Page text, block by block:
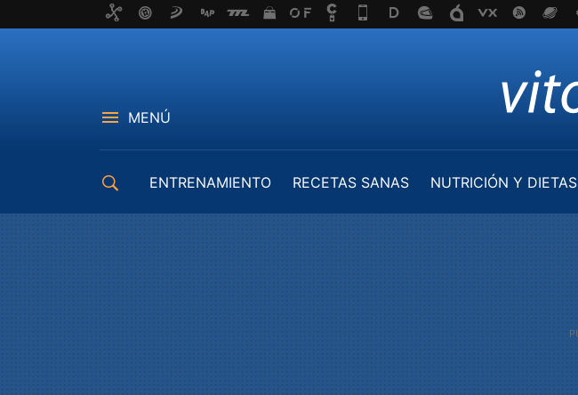
MENÚ
ENTRENAMIENTO RECETAS SANAS NUTRICIÓN Y DIETAS